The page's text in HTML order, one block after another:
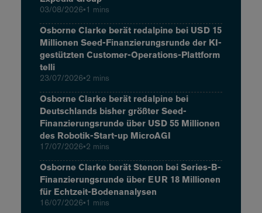
03/08/2026•1 mins
Osborne Clarke berät redalpine bei USD 15
Millionen Seed-Finanzierungsrunde der KI-
gestützten Customer-Operations-Plattform
telli
23/07/2026•2 mins
Osborne Clarke berät redalpine bei
Deutschlands bisher größter Seed-
Finanzierungsrunde über USD 55 Millionen
des Robotik-Start-up MicroAGI
17/07/2026•2 mins
Osborne Clarke berät Stenon bei Series-B-
Finanzierungsrunde über EUR 18 Millionen
für Echtzeit-Bodenanalysen
16/07/2026•1 mins